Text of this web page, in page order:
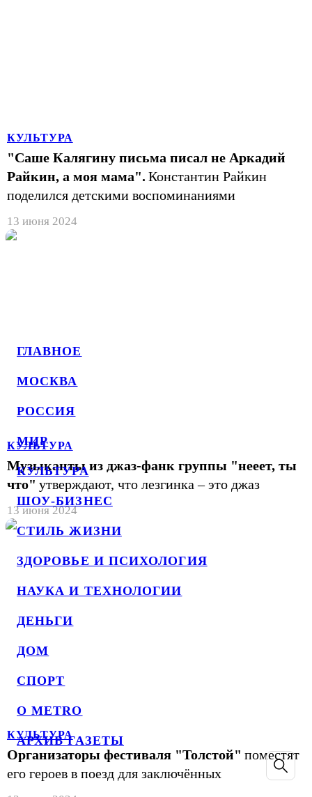
ГЛАВНОЕ
МОСКВА
РОССИЯ
МИР
КУЛЬТУРА
ШОУ-БИЗНЕС
СТИЛЬ ЖИЗНИ
ЗДОРОВЬЕ И ПСИХОЛОГИЯ
НАУКА И ТЕХНОЛОГИИ
ДЕНЬГИ
ДОМ
СПОРТ
О METRO
АРХИВ ГАЗЕТЫ
КУЛЬТУРА
"Саше Калягину письма писал не Аркадий
Райкин, а моя мама". Константин Райкин
поделился детскими воспоминаниями
13 июня 2024
КУЛЬТУРА
Музыканты из джаз-фанк группы "нееет, ты
что" утверждают, что лезгинка – это джаз
13 июня 2024
КУЛЬТУРА
Организаторы фестиваля "Толстой" поместят
его героев в поезд для заключённых